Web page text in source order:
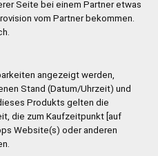
Seite bei einem Partner etwas
vom Partner bekommen.
angezeigt werden,
Stand (Datum/Uhrzeit) und
Produkts gelten die
die zum Kaufzeitpunkt [auf
Website(s) oder anderen